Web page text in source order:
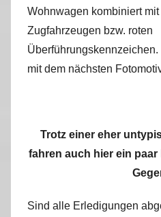
Wohnwagen kombiniert
Zugfahrzeugen bzw. roten
mit dem nächsten
Trotz einer eher
fahren auch hier ein
Sind alle Erledigungen